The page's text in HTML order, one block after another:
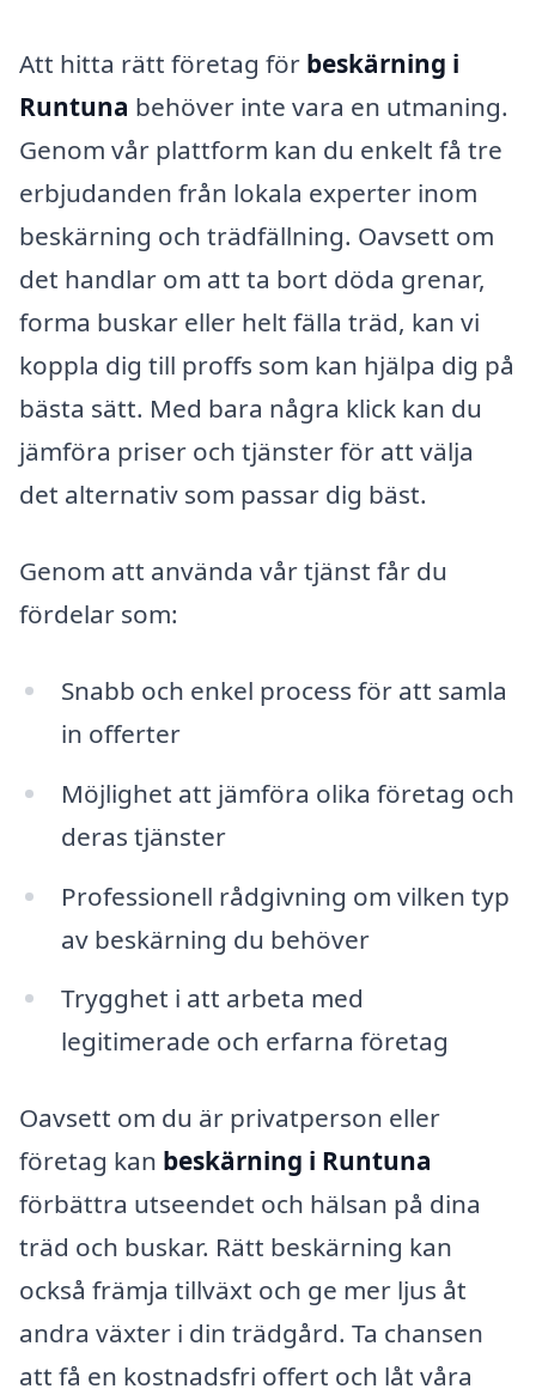
Att hitta rätt företag för beskärning i
Runtuna behöver inte vara en utmaning.
Genom vår plattform kan du enkelt få tre
erbjudanden från lokala experter inom
beskärning och trädfällning. Oavsett om
det handlar om att ta bort döda grenar,
forma buskar eller helt fälla träd, kan vi
koppla dig till proffs som kan hjälpa dig på
bästa sätt. Med bara några klick kan du
jämföra priser och tjänster för att välja
det alternativ som passar dig bäst.
Genom att använda vår tjänst får du
fördelar som:
Snabb och enkel process för att samla
in offerter
Möjlighet att jämföra olika företag och
deras tjänster
Professionell rådgivning om vilken typ
av beskärning du behöver
Trygghet i att arbeta med
legitimerade och erfarna företag
Oavsett om du är privatperson eller
företag kan beskärning i Runtuna
förbättra utseendet och hälsan på dina
träd och buskar. Rätt beskärning kan
också främja tillväxt och ge mer ljus åt
andra växter i din trädgård. Ta chansen
att få en kostnadsfri offert och låt våra